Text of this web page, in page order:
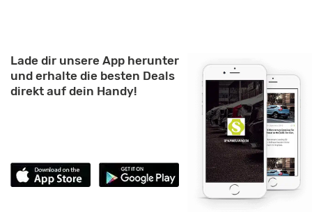
Lade dir unsere App herunter
und erhalte die besten Deals
direkt auf dein Handy!